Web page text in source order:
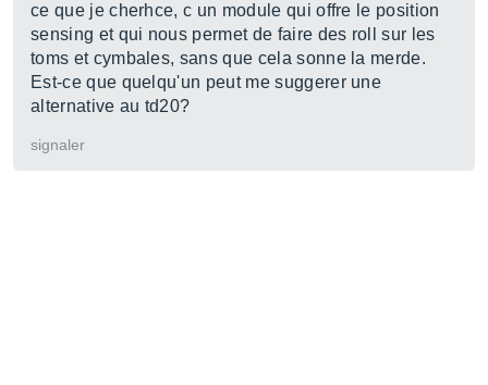
ce que je cherhce, c un module qui offre le position
sensing et qui nous permet de faire des roll sur les
toms et cymbales, sans que cela sonne la merde.
Est-ce que quelqu'un peut me suggerer une
alternative au td20?
signaler